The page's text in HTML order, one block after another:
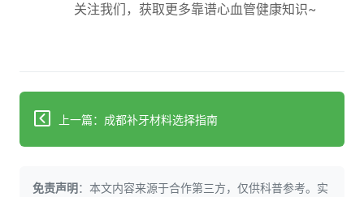
关注我们，获取更多靠谱心血管健康知识~
上一篇：成都补牙材料选择指南
免责声明：本文内容来源于合作第三方，仅供科普参考。实